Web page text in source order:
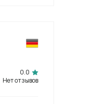
0.0
Нет отзывов